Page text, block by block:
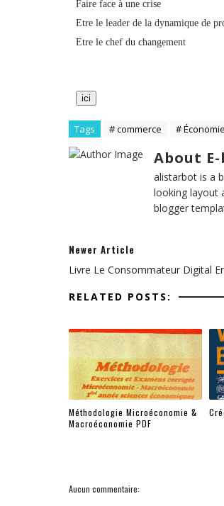
Faire face à une crise
Etre le leader de la dynamique de
Etre le chef du changement
ici
Tags # commerce # Économie
About
alistarbot is a
looking layout
blogger
Newer Article
Livre Le Consommateur Digital
RELATED POSTS:
Méthodologie Microéconomie &
Macroéconomie PDF
Aucun commentaire: